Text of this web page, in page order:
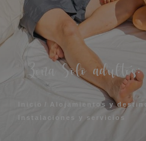
Zona Solo
Alojamientos y
Instalaciones y servicios